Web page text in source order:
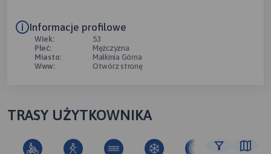
Informacje profilowe
Wiek:
53
Płeć:
Mężczyzna
Miasto:
Małkinia Górna
Www:
Otwórz stronę
TRASY UŻYTKOWNIKA